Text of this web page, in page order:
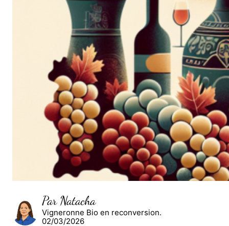
Par Natacha
Vigneronne Bio en reconversion.
02/03/2026